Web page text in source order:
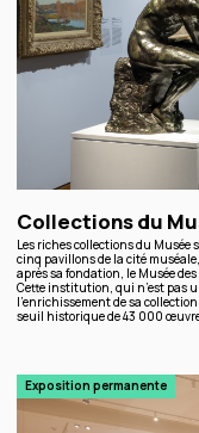
Collections du
Les riches collections du Musée
cinq pavillons de la cité
après sa fondation, le Musée
Cette institution, qui n’est pas
l’enrichissement de sa
seuil historique de 43 000
Exposition permanente